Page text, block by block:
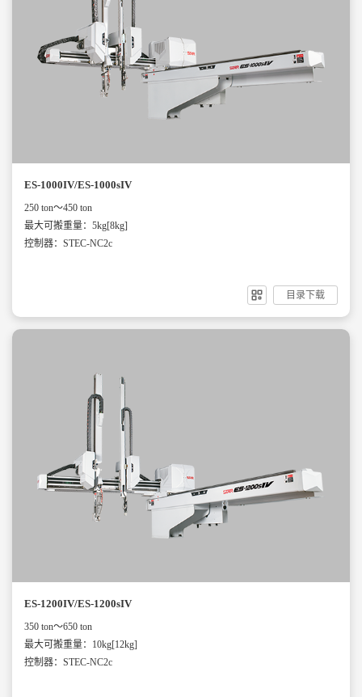
ES-1000IV/ES-1000sIV
250 ton～450 ton
最大可搬重量：5kg[8kg]
控制器：STEC-NC2c
目录下载
ES-1200IV/ES-1200sIV
350 ton～650 ton
最大可搬重量：10kg[12kg]
控制器：STEC-NC2c